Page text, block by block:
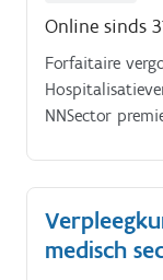
Online sinds
Forfaitaire
NNSector
medisch